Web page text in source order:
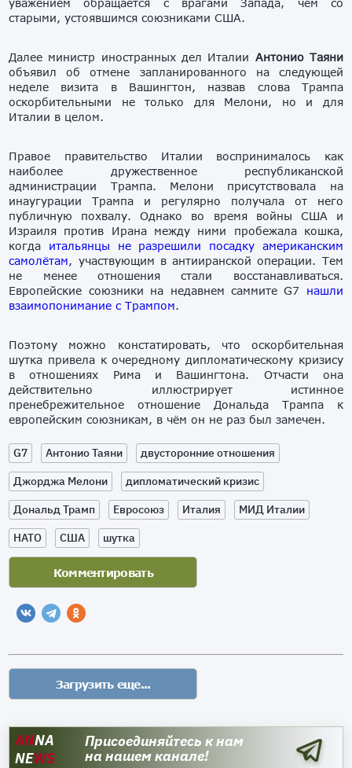
уважением обращается с врагами Запада, чем со
старыми, устоявшимся союзниками США.
Далее министр иностранных дел Италии Антонио Таяни
объявил об отмене запланированного на следующей
неделе визита в Вашингтон, назвав слова Трампа
оскорбительными не только для Мелони, но и для
Италии в целом.
Правое правительство Италии воспринималось как
наиболее дружественное республиканской
администрации Трампа. Мелони присутствовала на
инаугурации Трампа и регулярно получала от него
публичную похвалу. Однако во время войны США и
Израиля против Ирана между ними пробежала кошка,
когда итальянцы не разрешили посадку американским
самолётам, участвующим в антииранской операции. Тем
не менее отношения стали восстанавливаться.
Европейские союзники на недавнем саммите G7 нашли
взаимопонимание с Трампом.
Поэтому можно констатировать, что оскорбительная
шутка привела к очередному дипломатическому кризису
в отношениях Рима и Вашингтона. Отчасти она
действительно иллюстрирует истинное
пренебрежительное отношение Дональда Трампа к
европейским союзникам, в чём он не раз был замечен.
G7 Антонио Таяни
двусторонние отношения
Джорджа Мелони
дипломатический кризис
Дональд Трамп
Евросоюз Италия
МИД Италии
НАТО
США шутка
ANNA
NEWS
Присоединяйтесь к нам
на нашем канале!